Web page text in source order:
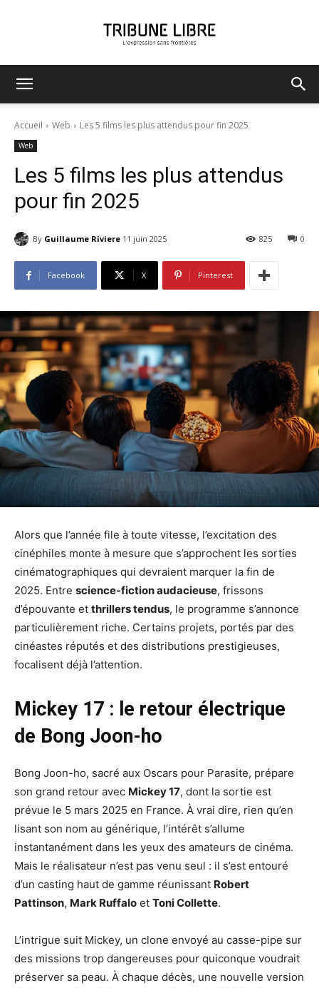
Accueil Web Les 5 films les plus attendus pour fin 2025
Web
Les 5 films les plus attendus
pour fin 2025
By Guillaume Riviere 11 juin 2025 0
825
Facebook X Pinterest
Alors que l’année file à toute vitesse, l’excitation des
cinéphiles monte à mesure que s’approchent les sorties
cinématographiques qui devraient marquer la fin de
2025. Entre science-fiction audacieuse, frissons
d’épouvante et thrillers tendus, le programme s’annonce
particulièrement riche. Certains projets, portés par des
cinéastes réputés et des distributions prestigieuses,
focalisent déjà l’attention.
Mickey 17 : le retour électrique
de Bong Joon-ho
Bong Joon-ho, sacré aux Oscars pour Parasite, prépare
son grand retour avec Mickey 17, dont la sortie est
prévue le 5 mars 2025 en France. À vrai dire, rien qu’en
lisant son nom au générique, l’intérêt s’allume
instantanément dans les yeux des amateurs de cinéma.
Mais le réalisateur n’est pas venu seul : il s’est entouré
d’un casting haut de gamme réunissant Robert
Pattinson, Mark Ruffalo et Toni Collette.
L’intrigue suit Mickey, un clone envoyé au casse-pipe sur
des missions trop dangereuses pour quiconque voudrait
préserver sa peau. À chaque décès, une nouvelle version